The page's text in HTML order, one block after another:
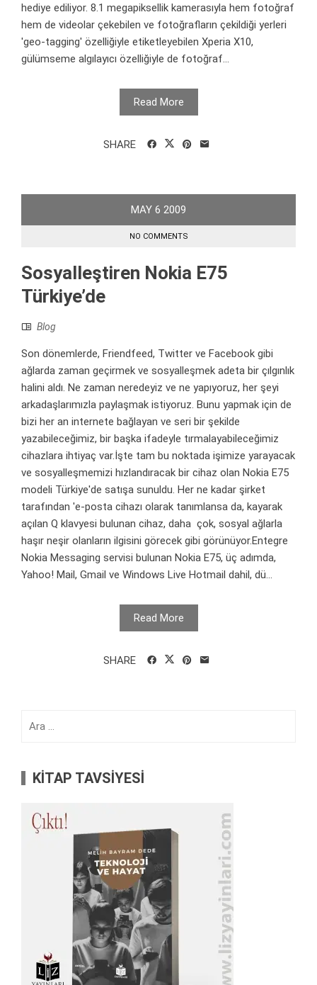
hediye ediliyor. 8.1 megapiksellik kamerasıyla hem fotoğraf
hem de videolar çekebilen ve fotoğrafların çekildiği yerleri
'geo-tagging' özelliğiyle etiketleyebilen Xperia X10,
gülümseme algılayıcı özelliğiyle de fotoğraf...
Read More
SHARE
MAY 6 2009
NO COMMENTS
Sosyalleştiren Nokia E75
Türkiye’de
Blog
Son dönemlerde, Friendfeed, Twitter ve Facebook gibi
ağlarda zaman geçirmek ve sosyalleşmek adeta bir çılgınlık
halini aldı. Ne zaman neredeyiz ve ne yapıyoruz, her şeyi
arkadaşlarımızla paylaşmak istiyoruz. Bunu yapmak için de
bizi her an internete bağlayan ve seri bir şekilde
yazabileceğimiz, bir başka ifadeyle tırmalayabileceğimiz
cihazlara ihtiyaç var.İşte tam bu noktada işimize yarayacak
ve sosyalleşmemizi hızlandıracak bir cihaz olan Nokia E75
modeli Türkiye'de satışa sunuldu. Her ne kadar şirket
tarafından 'e-posta cihazı olarak tanımlansa da, kayarak
açılan Q klavyesi bulunan cihaz, daha çok, sosyal ağlarla
haşır neşir olanların ilgisini görecek gibi görünüyor.Entegre
Nokia Messaging servisi bulunan Nokia E75, üç adımda,
Yahoo! Mail, Gmail ve Windows Live Hotmail dahil, dü...
Read More
SHARE
KİTAP TAVSİYESİ